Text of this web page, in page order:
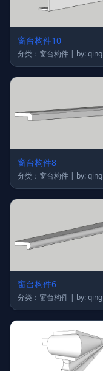
窗台构件10
分类：窗台构件 | by: qing
窗台构件8
分类：窗台构件 | by: qing
窗台构件6
分类：窗台构件 | by: qing